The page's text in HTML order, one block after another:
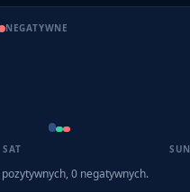
NEGATYWNE
SAT SUN
pozytywnych,0 negatywnych.